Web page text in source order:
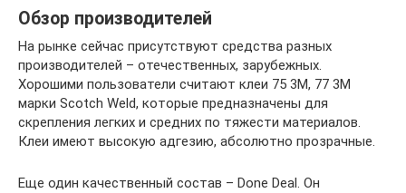
Обзор производителей
На рынке сейчас присутствуют средства разных
производителей – отечественных, зарубежных.
Хорошими пользователи считают клеи 75 3М, 77 3М
марки Scotch Weld, которые предназначены для
скрепления легких и средних по тяжести материалов.
Клеи имеют высокую адгезию, абсолютно прозрачные.
Еще один качественный состав – Done Deal. Он